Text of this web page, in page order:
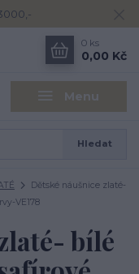
Menu
Hledat
0 ks
0,00 Kč
Dětské náušnice zlaté-
VE178
bílé